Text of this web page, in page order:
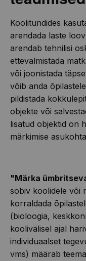
Koolitundides
arendada laste
arendab tehnilisi
ettevalmistada
või joonistada
võib anda
pildistada
objekte või
lisatud objektid on
märkimise
"Märka
sobiv koolidele või
korraldada
(bioloogia,
koolivälisel ajal
individuaalset
vms) määrab